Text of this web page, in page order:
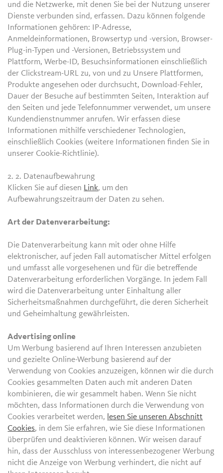
und die Netzwerke, mit denen Sie bei der Nutzung unserer
Dienste verbunden sind, erfassen. Dazu können folgende
Informationen gehören: IP-Adresse,
Anmeldeinformationen, Browsertyp und -version, Browser-
Plug-in-Typen und -Versionen, Betriebssystem und
Plattform, Werbe-ID, Besuchsinformationen einschließlich
der Clickstream-URL zu, von und zu Unsere Plattformen,
Produkte angesehen oder durchsucht, Download-Fehler,
Dauer der Besuche auf bestimmten Seiten, Interaktion auf
den Seiten und jede Telefonnummer verwendet, um unsere
Kundendienstnummer anrufen. Wir erfassen diese
Informationen mithilfe verschiedener Technologien,
einschließlich Cookies (weitere Informationen finden Sie in
unserer Cookie-Richtlinie).
2. 2. Datenaufbewahrung
Klicken Sie auf diesen Link, um den
Aufbewahrungszeitraum der Daten zu sehen.
Art der Datenverarbeitung:
Die Datenverarbeitung kann mit oder ohne Hilfe
elektronischer, auf jeden Fall automatischer Mittel erfolgen
und umfasst alle vorgesehenen und für die betreffende
Datenverarbeitung erforderlichen Vorgänge. In jedem Fall
wird die Datenverarbeitung unter Einhaltung aller
Sicherheitsmaßnahmen durchgeführt, die deren Sicherheit
und Geheimhaltung gewährleisten.
Advertising online
Um Werbung basierend auf Ihren Interessen anzubieten
und gezielte Online-Werbung basierend auf der
Verwendung von Cookies anzuzeigen, können wir die durch
Cookies gesammelten Daten auch mit anderen Daten
kombinieren, die wir gesammelt haben. Wenn Sie nicht
möchten, dass Informationen durch die Verwendung von
Cookies verarbeitet werden, lesen Sie unseren Abschnitt
Cookies, in dem Sie erfahren, wie Sie diese Informationen
überprüfen und deaktivieren können. Wir weisen darauf
hin, dass der Ausschluss von interessenbezogener Werbung
nicht die Anzeige von Werbung verhindert, die nicht auf